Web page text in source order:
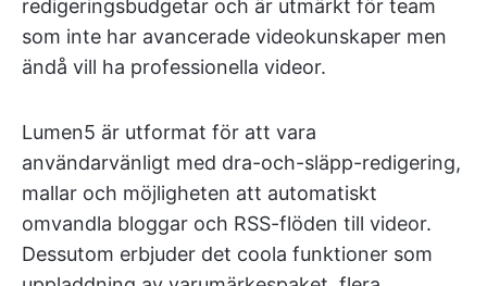
redigeringsbudgetar och är utmärkt för team
som inte har avancerade videokunskaper men
ändå vill ha professionella videor.
Lumen5 är utformat för att vara
användarvänligt med dra-och-släpp-redigering,
mallar och möjligheten att automatiskt
omvandla bloggar och RSS-flöden till videor.
Dessutom erbjuder det coola funktioner som